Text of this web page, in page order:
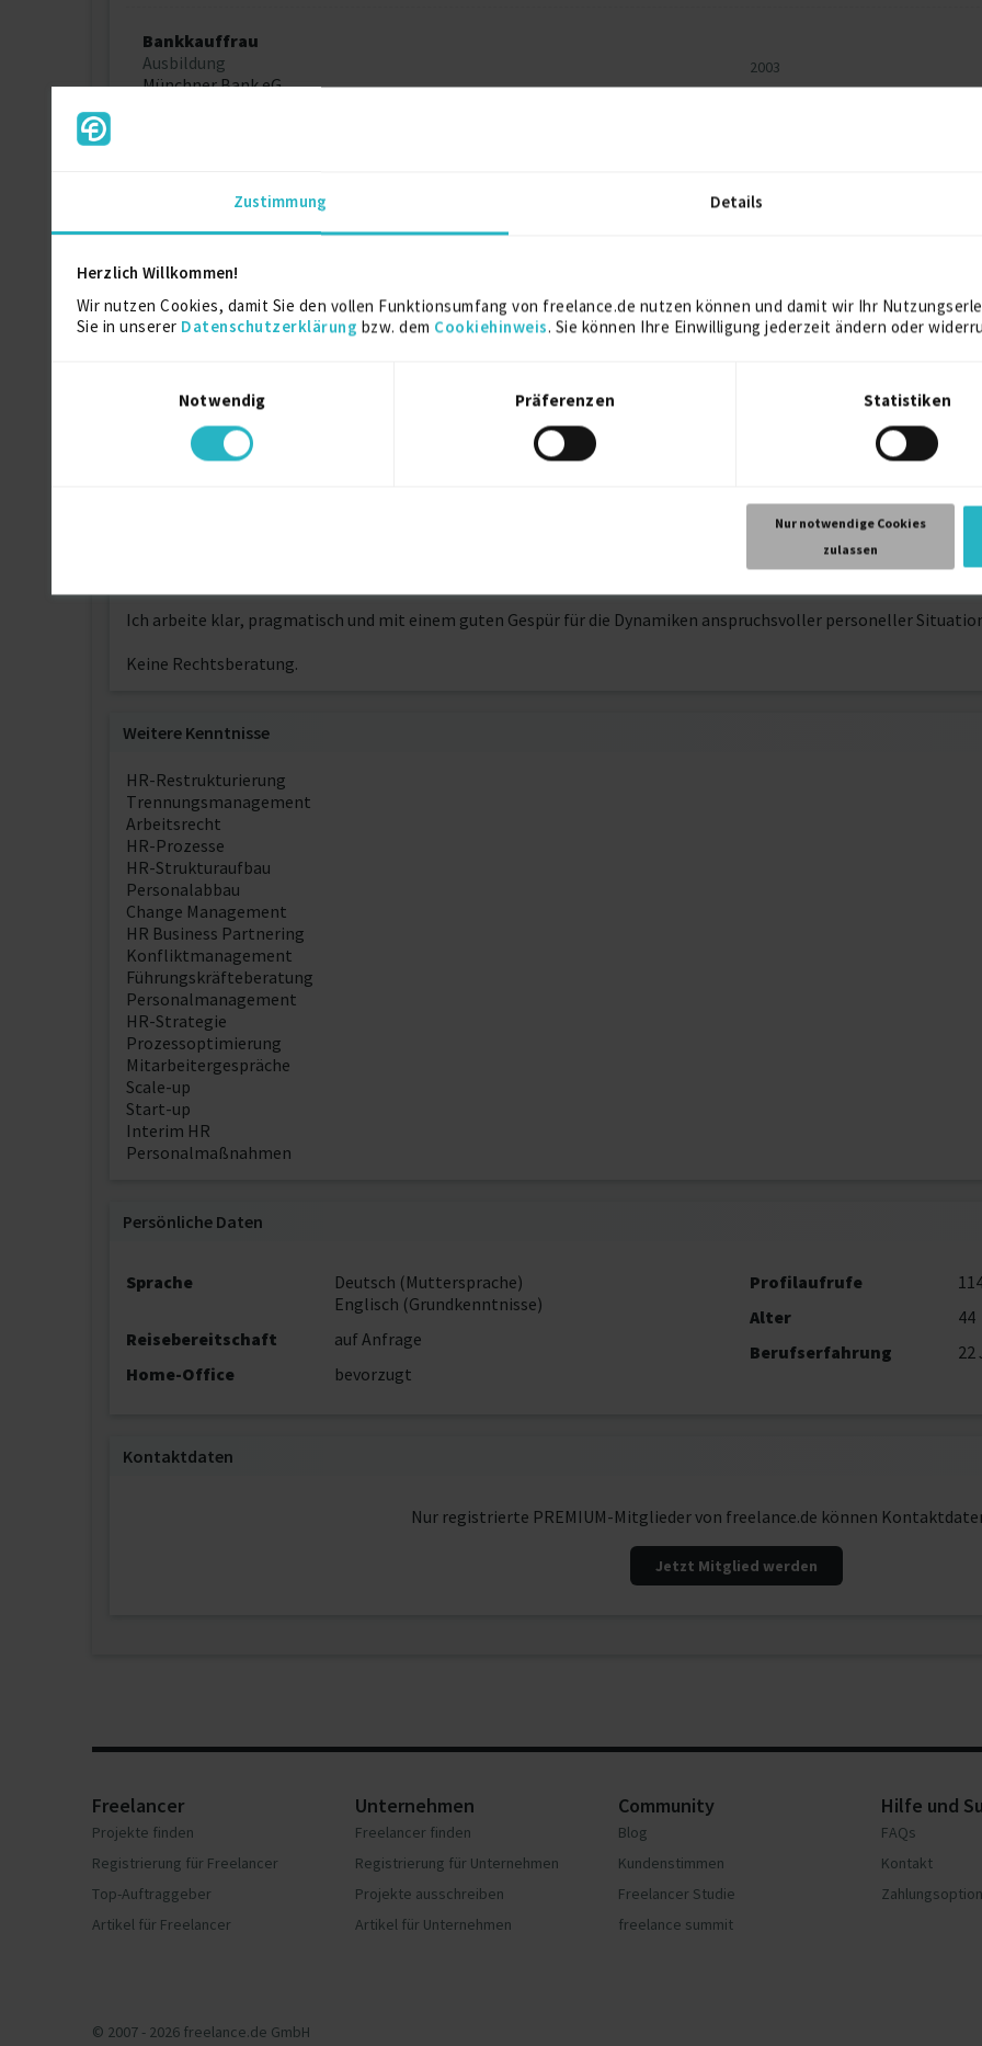
Zustimmung Details
Herzlich Willkommen!
Wir nutzen Cookies, damit Sie den vollen Funktionsumfang von freelance.de nutzen können und damit wir Ihr
Sie in unserer Datenschutzerklärung bzw. dem Cookiehinweis. Sie können Ihre Einwilligung jederzeit ändern oder
Notwendig
Präferenzen Statistiken
Nur notwendige Cookies
zulassen
Bankkauffrau
Ausbildung
Münchner Bank eG
2003
IHK für München und Oberbayern
Über mich
Mein Fokus liegt auf Restrukturierung & Trennungsmanagement, dem Aufbau und der Stabilisierung von HR-
Themen aus Unternehmensperspektive.
In meiner Laufbahn habe ich über 100 Trennungsprozesse begleitet – von der Vorbereitung über
Gleichzeitig habe ich HR-Bereiche aufgebaut, Prozesse strukturiert und Organisationen in Wachstums- und
Ich bringe über 22 Jahre HR-Erfahrung mit – davon die letzten 7 Jahre in leitenden HR-Funktionen, zuletzt als
Ich arbeite klar, pragmatisch und mit einem guten Gespür für die Dynamiken anspruchsvoller personeller
Keine Rechtsberatung.
Weitere Kenntnisse
HR-Restrukturierung
Trennungsmanagement
Arbeitsrecht
HR-Prozesse
HR-Strukturaufbau
Personalabbau
Change Management
HR Business Partnering
Konfliktmanagement
Führungskräfteberatung
Personalmanagement
HR-Strategie
Prozessoptimierung
Mitarbeitergespräche
Scale-up
Start-up
Interim HR
Personalmaßnahmen
Persönliche Daten
Sprache
Deutsch (Muttersprache)
Englisch (Grundkenntnisse)
Reisebereitschaft
auf Anfrage
Home-Office
bevorzugt
Profilaufrufe
Alter
44
Berufserfahrung
22
Kontaktdaten
Nur registrierte PREMIUM-Mitglieder von freelance.de können
Jetzt Mitglied werden
Freelancer
Projekte finden
Registrierung für Freelancer
Top-Auftraggeber
Artikel für Freelancer
Unternehmen
Freelancer finden
Registrierung für Unternehmen
Projekte ausschreiben
Artikel für Unternehmen
Community
Blog
Kundenstimmen
Freelancer Studie
freelance summit
Hilfe und
FAQs
Kontakt
© 2007 - 2026 freelance.de GmbH